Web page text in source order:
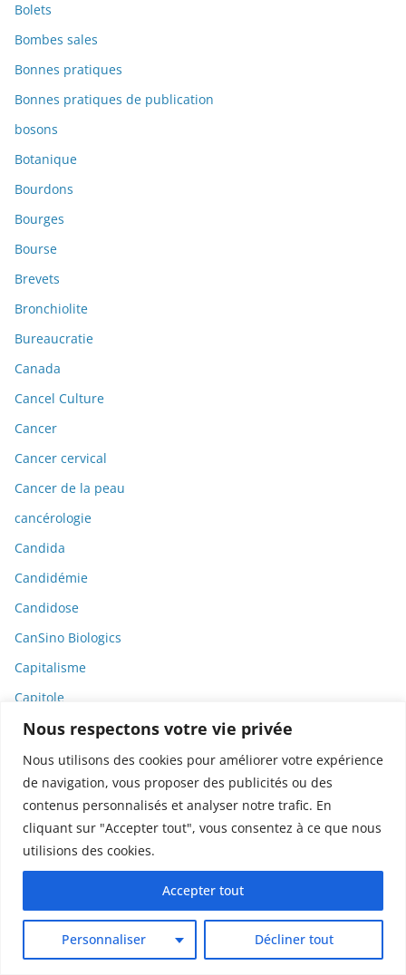
Nous respectons votre vie privée
Nous utilisons des cookies pour améliorer votre expérience
de navigation, vous proposer des publicités ou des
contenus personnalisés et analyser notre trafic. En
cliquant sur "Accepter tout", vous consentez à ce que nous
utilisions des cookies.
Personnaliser Décliner tout
Accepter tout
Bolets
Bombes sales
Bonnes pratiques
Bonnes pratiques de publication
bosons
Botanique
Bourdons
Bourges
Bourse
Brevets
Bronchiolite
Bureaucratie
Canada
Cancel Culture
Cancer
Cancer cervical
Cancer de la peau
cancérologie
Candida
Candidémie
Candidose
CanSino Biologics
Capitalisme
Capitole
Cardiologie
Carte de presse
Cassava Science
Casuistique
Catastrophe sanitaire
Catastrophes
CCIJP